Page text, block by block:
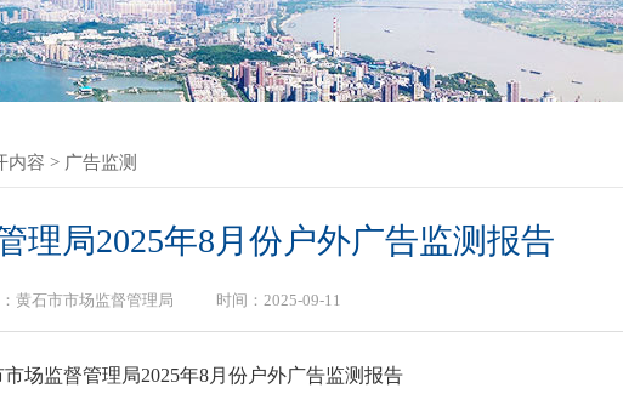
内容 > 广告监测
理局2025年8月份户外广告监测报告
黄石市市场监督管理局 时间：2025-09-11
场监督管理局2025年8月份户外广告监测报告